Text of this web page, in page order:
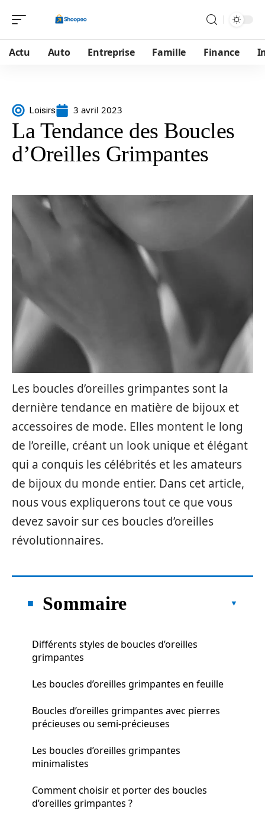
Actu Auto Entreprise Famille Finance
Loisirs 3 avril 2023
La Tendance des Boucles
d’Oreilles Grimpantes
Les boucles d’oreilles grimpantes sont la
dernière tendance en matière de bijoux et
accessoires de mode. Elles montent le long
de l’oreille, créant un look unique et élégant
qui a conquis les célébrités et les amateurs
de bijoux du monde entier. Dans cet article,
nous vous expliquerons tout ce que vous
devez savoir sur ces boucles d’oreilles
révolutionnaires.
Sommaire
Différents styles de boucles d’oreilles
grimpantes
Les boucles d’oreilles grimpantes en feuille
Boucles d’oreilles grimpantes avec pierres
précieuses ou semi-précieuses
Les boucles d’oreilles grimpantes
minimalistes
Comment choisir et porter des boucles
d’oreilles grimpantes ?